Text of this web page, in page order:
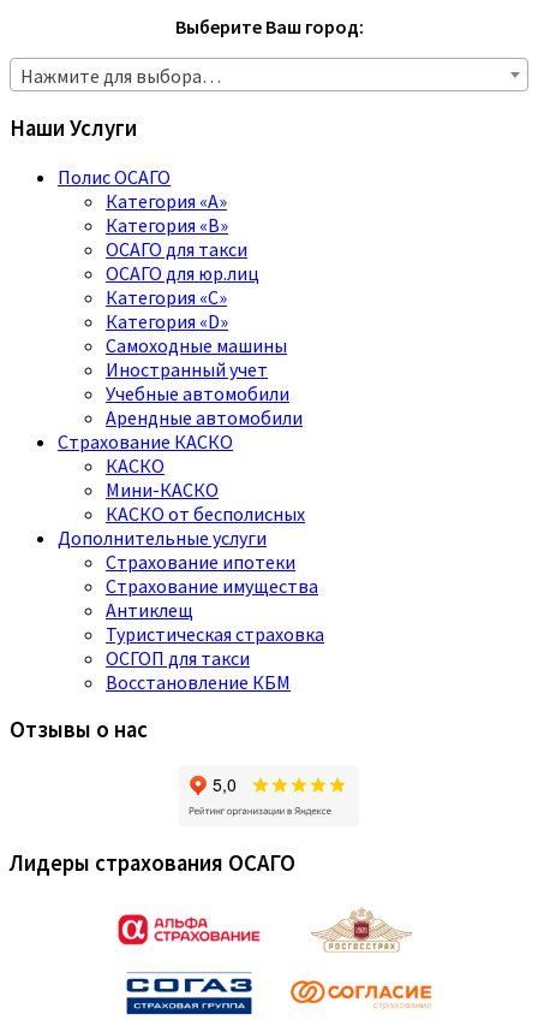
Выберите Ваш город:
Нажмите для выбора…
Наши Услуги
Полис ОСАГО
Категория «A»
Категория «B»
ОСАГО для такси
ОСАГО для юр.лиц
Категория «C»
Категория «D»
Самоходные машины
Иностранный учет
Учебные автомобили
Арендные автомобили
Страхование КАСКО
КАСКО
Мини-КАСКО
КАСКО от бесполисных
Дополнительные услуги
Страхование ипотеки
Страхование имущества
Антиклещ
Туристическая страховка
ОСГОП для такси
Восстановление КБМ
Отзывы о нас
Лидеры страхования ОСАГО